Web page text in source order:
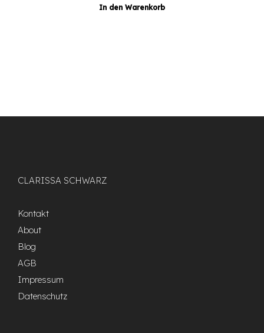
In den Warenkorb
CLARISSA SCHWARZ
Kontakt
About
Blog
AGB
Impressum
Datenschutz